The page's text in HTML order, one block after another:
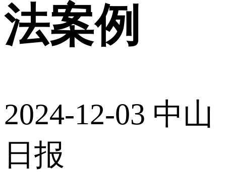
法案例
2024-12-03 中山
日报